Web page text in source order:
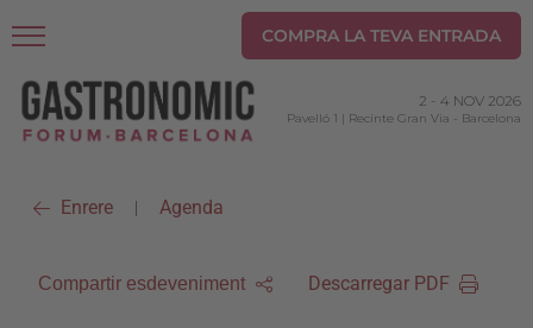
COMPRA LA TEVA ENTRADA
2 - 4 NOV 2026
Pavelló 1 | Recinte Gran Via - Barcelona
Enrere | Agenda
Compartir esdeveniment Descarregar PDF